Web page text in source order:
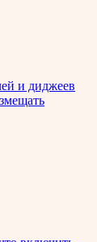
и диджеев